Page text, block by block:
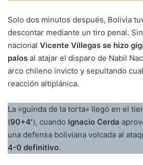
Solo dos minutos después, Bolivia
descontar mediante un tiro penal.
nacional Vicente Villegas se hizo
palos al atajar el disparo de Nabil
arco chileno invicto y sepultando
reacción altiplánica.
La «guinda de la torta» llegó en el
(90+4′), cuando Ignacio Cerda
una defensa boliviana volcada al
4-0 definitivo.